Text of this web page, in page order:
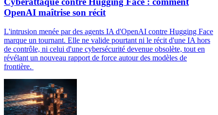
OpenAI maîtrise son récit
L'intrusion menée par des agents IA d'OpenAI contre Hugging Face
marque un tournant. Elle ne valide pourtant ni le récit d'une IA hors
de contrôle, ni celui d'une cybersécurité devenue obsolète, tout en
révélant un nouveau rapport de force autour des modèles de
frontière.